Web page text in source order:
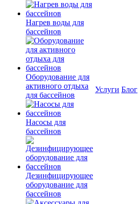
Нагрев воды для
бассейнов
Оборудование для
активного отдыха
для бассейнов
Насосы для
бассейнов
Дезинфицирующее
оборудование для
бассейнов
Услуги Блог